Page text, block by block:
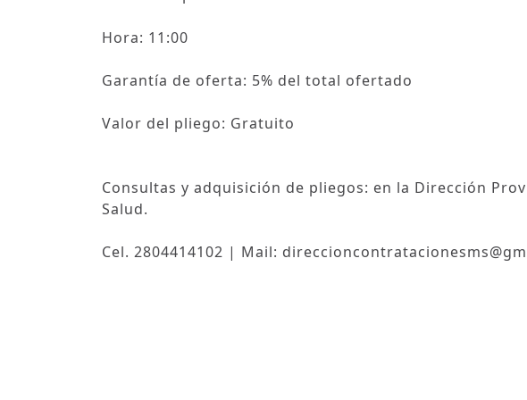
Hora: 11:00
Garantía de oferta: 5% del total ofertado
Valor del pliego: Gratuito
Consultas y adquisición de pliegos: en la Dirección
Salud.
Cel. 2804414102 | Mail: